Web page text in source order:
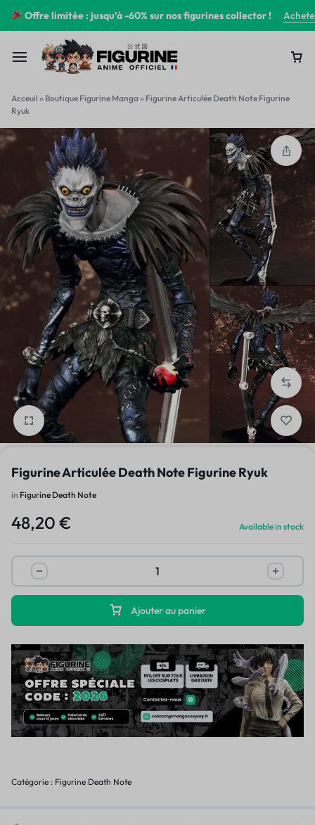
Offre limitée : jusqu’à -60% sur nos figurines collector !
Acceuil » Boutique Figurine Manga » Figurine Articulée Death Note Figurine
Ryuk
1/1
Figurine Articulée Death Note Figurine Ryuk
in Figurine Death Note
48,20 € Available in stock
Ajouter au panier
Catégorie : Figurine Death Note